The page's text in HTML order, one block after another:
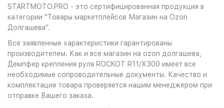
STARTMOTO.PRO - это сертифицированная продукция в
категории "Товары маркетплейсов Магазин на Ozon
Долгашева".
Все заявленные характеристики гарантированы
производителем. Как и все магазин на ozon долгашева,
Демпфер крепления руля ROCKOT R11/X300 имеет все
необходимые сопроводительные документы. Качество и
комплектация товара проверяется нашим менеджером при
отправке Вашего заказа.